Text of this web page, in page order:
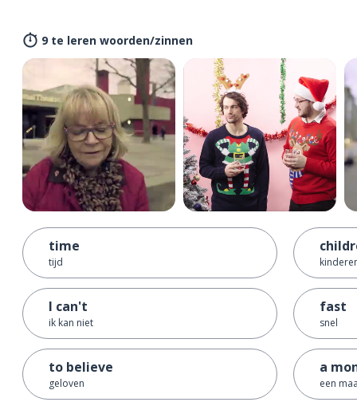
9 te leren woorden/zinnen
time
tijd
I can't
ik kan niet
to believe
geloven
fast
snel
a
een